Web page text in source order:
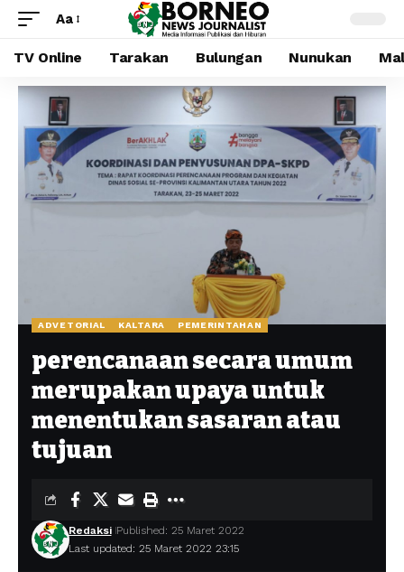
Aa
TV Online Tarakan Bulungan Nunukan
ADVETORIAL KALTARA PEMERINTAHAN
perencanaan secara umum
merupakan upaya untuk
menentukan sasaran atau
tujuan
Last updated: 25 Maret 2022 23:15
Redaksi Published: 25 Maret 2022